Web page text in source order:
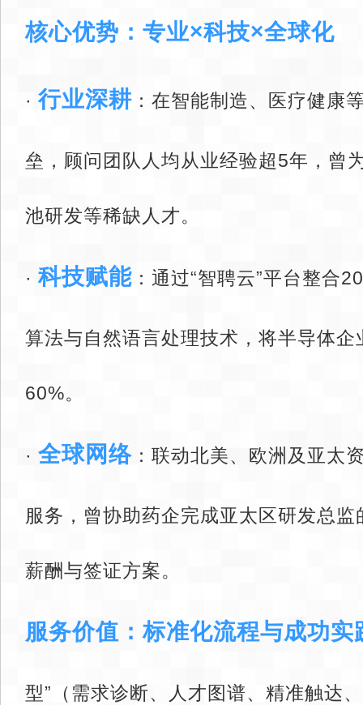
核心优势：专业×科技×全球化
· ‌ 行业深耕 ：在智能制造、医疗健康
垒，顾问团队人均从业经验超5年，曾
池研发等稀缺人才。
· ‌ 科技赋能 ：通过“智聘云”平台整合
算法与自然语言处理技术，将半导体
60%。
· ‌ 全球网络 ：联动北美、欧洲及亚太
服务，曾协助药企完成亚太区研发总
薪酬与签证方案。
服务价值：标准化流程与成功实
型”（需求诊断、人才图谱、精准触达